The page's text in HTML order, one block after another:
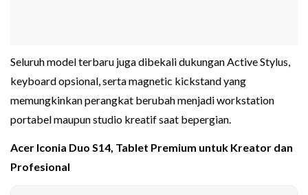
Seluruh model terbaru juga dibekali dukungan Active Stylus,
keyboard opsional, serta magnetic kickstand yang
memungkinkan perangkat berubah menjadi workstation
portabel maupun studio kreatif saat bepergian.
Acer Iconia Duo S14, Tablet Premium untuk Kreator dan
Profesional